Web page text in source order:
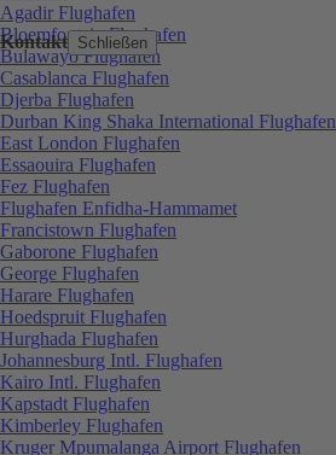
Kontakt Schließen
Agadir Flughafen
Bloemfontein Flughafen
Bulawayo Flughafen
Casablanca Flughafen
Djerba Flughafen
Durban King Shaka International Flughafen
East London Flughafen
Essaouira Flughafen
Fez Flughafen
Flughafen Enfidha-Hammamet
Francistown Flughafen
Gaborone Flughafen
George Flughafen
Harare Flughafen
Hoedspruit Flughafen
Hurghada Flughafen
Johannesburg Intl. Flughafen
Kairo Intl. Flughafen
Kapstadt Flughafen
Kimberley Flughafen
Kruger Mpumalanga Airport Flughafen